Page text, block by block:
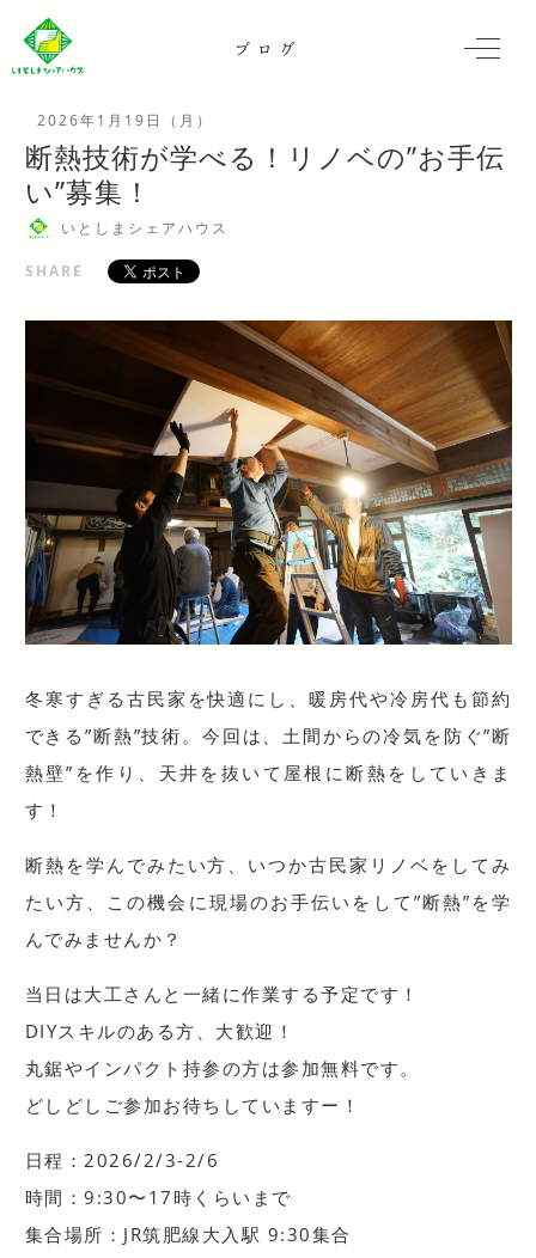
ブログ
2026年1月19日（月）
断熱技術が学べる！リノベの”お手伝
い”募集！
いとしまシェアハウス
SHARE
冬寒すぎる古民家を快適にし、暖房代や冷房代も節約
できる”断熱”技術。今回は、土間からの冷気を防ぐ”断
熱壁”を作り、天井を抜いて屋根に断熱をしていきま
す！
断熱を学んでみたい方、いつか古民家リノベをしてみ
たい方、この機会に現場のお手伝いをして”断熱”を学
んでみませんか？
当日は大工さんと一緒に作業する予定です！
DIYスキルのある方、大歓迎！
丸鋸やインパクト持参の方は参加無料です。
どしどしご参加お待ちしていますー！
日程：2026/2/3-2/6
時間：9:30〜17時くらいまで
集合場所：JR筑肥線大入駅 9:30集合